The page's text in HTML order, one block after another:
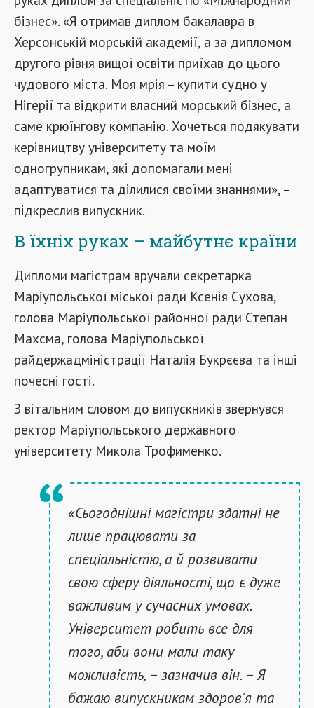
бізнес». «Я отримав диплом бакалавра в
Херсонській морській академії, а за дипломом
другого рівня вищої освіти приїхав до цього
чудового міста. Моя мрія – купити судно у
Нігерії та відкрити власний морський бізнес, а
саме крюїнгову компанію. Хочеться подякувати
керівництву університету та моїм
одногрупникам, які допомагали мені
адаптуватися та ділилися своїми знаннями», –
підкреслив випускник.
В їхніх руках – майбутнє країни
Дипломи магістрам вручали секретарка
Маріупольської міської ради Ксенія Сухова,
голова Маріупольської районної ради Степан
Махсма, голова Маріупольської
райдержадміністрації Наталія Букрєєва та інші
почесні гості.
З вітальним словом до випускників звернувся
ректор Маріупольського державного
університету Микола Трофименко.
«Сьогоднішні магістри здатні не
лише працювати за
спеціальністю, а й розвивати
свою сферу діяльності, що є дуже
важливим у сучасних умовах.
Університет робить все для
того, аби вони мали таку
можливість, – зазначив він. – Я
бажаю випускникам здоров'я та